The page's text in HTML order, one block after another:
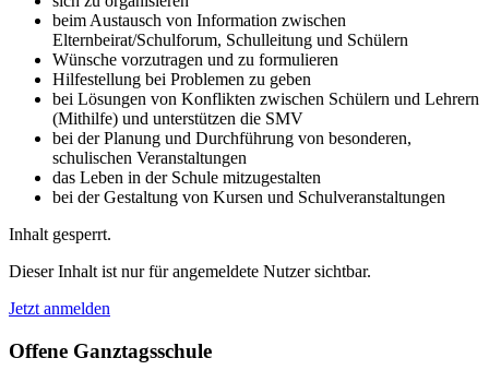
beim Austausch von Information zwischen
Elternbeirat/Schulforum, Schulleitung und Schülern
Wünsche vorzutragen und zu formulieren
Hilfestellung bei Problemen zu geben
bei Lösungen von Konflikten zwischen Schülern und Lehrern
(Mithilfe) und unterstützen die SMV
bei der Planung und Durchführung von besonderen,
schulischen Veranstaltungen
das Leben in der Schule mitzugestalten
bei der Gestaltung von Kursen und Schulveranstaltungen
Inhalt gesperrt.
Dieser Inhalt ist nur für angemeldete Nutzer sichtbar.
Jetzt anmelden
Offene Ganztagsschule